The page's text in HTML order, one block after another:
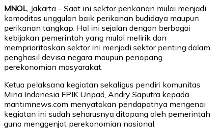
MNOL, Jakarta – Saat ini sektor perikanan mulai menjadi
komoditas unggulan baik perikanan budidaya maupun
perikanan tangkap. Hal ini sejalan dengan berbagai
kebijakan pemerintah yang mulai melirik dan
memprioritaskan sektor ini menjadi sektor penting dalam
penghasil devisa negara maupun penopang
perekonomian masyarakat.
Ketua pelaksana kegiatan sekaligus pendiri komunitas
Mina Indonesia FPIK Unpad, Andry Saputra kepada
maritimnews.com menyatakan pendapatnya mengenai
kegiatan ini sudah seharusnya ditopang oleh pemerintah
guna menggenjot perekonomian nasional.